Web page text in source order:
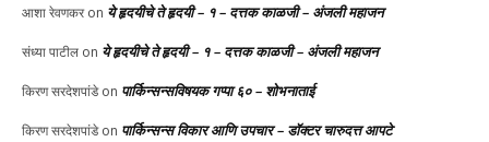
आशा रेवणकरon ये हृदयीचे ते हृदयी – १ – दत्तक काळजी – अंजली महाजन
संध्या पाटील on ये हृदयीचे ते हृदयी – १ – दत्तक काळजी – अंजली महाजन
किरण सरदेशपांडेon पार्किन्सन्सविषयक गप्पा ६० – शोभनाताई
किरण सरदेशपांडेon पार्किन्सन्स विकार आणि उपचार – डॉक्टर चारुदत्त आपटे